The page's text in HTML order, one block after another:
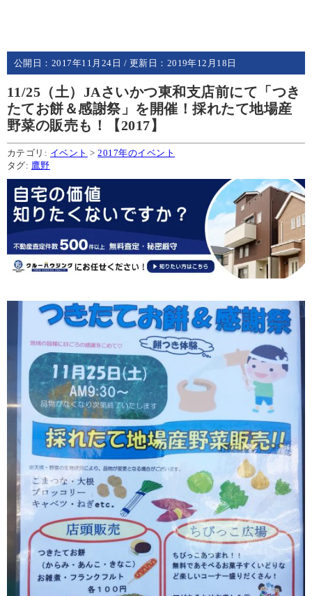
公開日： 2017年11月24日 / 更新日： 2019年12月18日
11/25（土）JAさいかつ東和支店前にて「つき
たてお餅＆感謝祭」を開催！採れたて地場産
野菜の販売も！【2017】
カテゴリ: イベント >2017年のイベント
タグ: 鷹野